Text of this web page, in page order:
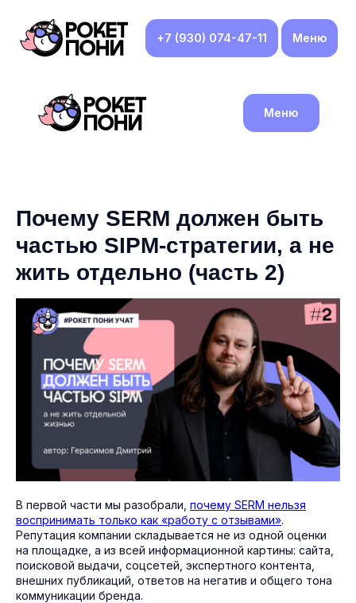
+7 (930) 074-47-11 Меню
Меню
Почему SERM должен быть
частью SIPM-стратегии, а не
жить отдельно (часть 2)
В первой части мы разобрали, почему SERM нельзя
воспринимать только как «работу с отзывами».
Репутация компании складывается не из одной оценки
на площадке, а из всей информационной картины: сайта,
поисковой выдачи, соцсетей, экспертного контента,
внешних публикаций, ответов на негатив и общего тона
коммуникации бренда.